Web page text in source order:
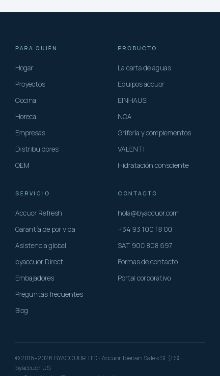
PARA QUIÉN
Hogar
Proyectos
Cocina
Horeca
Empresas
Distribuidores
OEM
PRODUCTO
La carta de aguas
Equipos accuor
EINHAUS
NOA
Grifería y complementos
VALENTI
Hidratación consciente
SERVICIO
Accuor Refresh
Garantía de por vida
Asistencia global
byaccuor Direct
Embajadores
Preguntas frecuentes
Blog
CONTACTO
hola@byaccuor.com
+34 93 100 18 00
SAT 900 808 697
Formas de contacto
Portal corporativo
© 2016–2026 BYACCUOR LTD · Accuor Iberian Sales SL (ES) ·
byaccuor US